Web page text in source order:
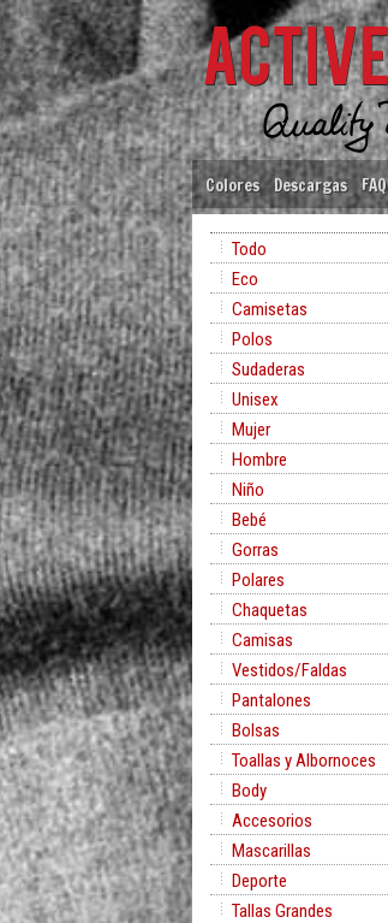
Colores Descargas FAQ
Todo
Eco
Camisetas
Polos
Sudaderas
Unisex
Mujer
Hombre
Niño
Bebé
Gorras
Polares
Chaquetas
Camisas
Vestidos/Faldas
Pantalones
Bolsas
Toallas y Albornoces
Body
Accesorios
Mascarillas
Deporte
Tallas Grandes